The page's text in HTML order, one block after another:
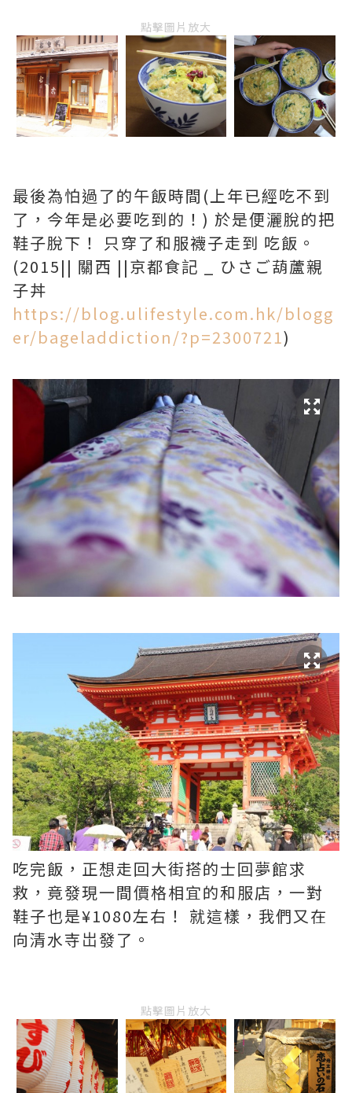
點擊圖片放大
最後為怕過了的午飯時間(上年已經吃不到
了，今年是必要吃到的！) 於是便灑脫的把
鞋子脫下！ 只穿了和服襪子走到 吃飯。
(2015|| 關西 ||京都食記 _ ひさご葫蘆親
子丼
https://blog.ulifestyle.com.hk/blogg
er/bageladdiction/?p=2300721)
吃完飯，正想走回大街搭的士回夢館求
救，竟發現一間價格相宜的和服店，一對
鞋子也是¥1080左右！ 就這樣，我們又在
向清水寺岀發了。
點擊圖片放大